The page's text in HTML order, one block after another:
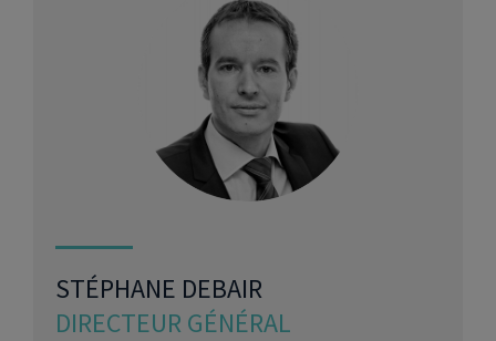
STÉPHANE DEBAIR
DIRECTEUR GÉNÉRAL